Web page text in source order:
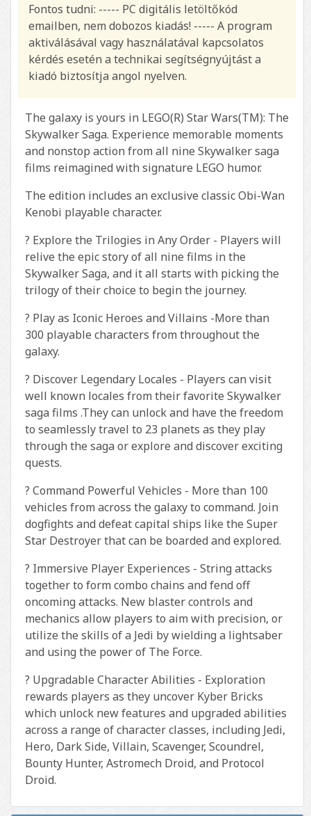
Fontos tudni: ----- PC digitális letöltőkód
emailben, nem dobozos kiadás! ----- A program
aktiválásával vagy használatával kapcsolatos
kérdés esetén a technikai segítségnyújtást a
kiadó biztosítja angol nyelven.
The galaxy is yours in LEGO(R) Star Wars(TM): The
Skywalker Saga. Experience memorable moments
and nonstop action from all nine Skywalker saga
films reimagined with signature LEGO humor.
The edition includes an exclusive classic Obi-Wan
Kenobi playable character.
? Explore the Trilogies in Any Order - Players will
relive the epic story of all nine films in the
Skywalker Saga, and it all starts with picking the
trilogy of their choice to begin the journey.
? Play as Iconic Heroes and Villains -More than
300 playable characters from throughout the
galaxy.
? Discover Legendary Locales - Players can visit
well known locales from their favorite Skywalker
saga films .They can unlock and have the freedom
to seamlessly travel to 23 planets as they play
through the saga or explore and discover exciting
quests.
? Command Powerful Vehicles - More than 100
vehicles from across the galaxy to command. Join
dogfights and defeat capital ships like the Super
Star Destroyer that can be boarded and explored.
? Immersive Player Experiences - String attacks
together to form combo chains and fend off
oncoming attacks. New blaster controls and
mechanics allow players to aim with precision, or
utilize the skills of a Jedi by wielding a lightsaber
and using the power of The Force.
? Upgradable Character Abilities - Exploration
rewards players as they uncover Kyber Bricks
which unlock new features and upgraded abilities
across a range of character classes, including Jedi,
Hero, Dark Side, Villain, Scavenger, Scoundrel,
Bounty Hunter, Astromech Droid, and Protocol
Droid.